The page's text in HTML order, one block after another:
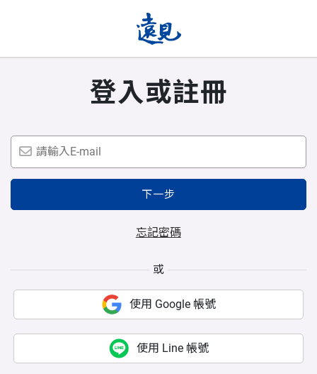
登入或註冊
下一步
忘記密碼
或
使用 Google 帳號
使用 Line 帳號